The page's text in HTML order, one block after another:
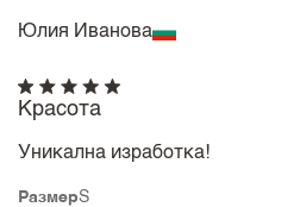
Юлия Иванова
РазмерS
Красота
Уникална изработка!